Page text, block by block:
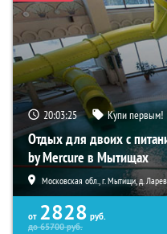
20:03:24 Купи первым!
Отдых для двоих с
by Mercure в Мытищах
Московская обл., г. Мытищи, д.
от 2828 руб.
до65700руб.